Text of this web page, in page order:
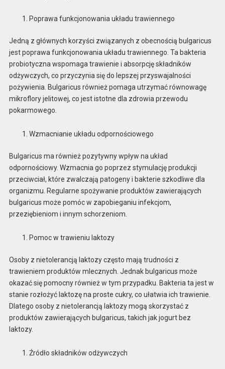
Poprawa funkcjonowania układu trawiennego
Jedną z głównych korzyści związanych z obecnością bulgaricus
jest poprawa funkcjonowania układu trawiennego. Ta bakteria
probiotyczna wspomaga trawienie i absorpcję składników
odżywczych, co przyczynia się do lepszej przyswajalności
pożywienia. Bulgaricus również pomaga utrzymać równowagę
mikroflory jelitowej, co jest istotne dla zdrowia przewodu
pokarmowego.
Wzmacnianie układu odpornościowego
Bulgaricus ma również pozytywny wpływ na układ
odpornościowy. Wzmacnia go poprzez stymulację produkcji
przeciwciał, które zwalczają patogeny i bakterie szkodliwe dla
organizmu. Regularne spożywanie produktów zawierających
bulgaricus może pomóc w zapobieganiu infekcjom,
przeziębieniom i innym schorzeniom.
Pomoc w trawieniu laktozy
Osoby z nietolerancją laktozy często mają trudności z
trawieniem produktów mlecznych. Jednak bulgaricus może
okazać się pomocny również w tym przypadku. Bakteria ta jest w
stanie rozłożyć laktozę na proste cukry, co ułatwia ich trawienie.
Dlatego osoby z nietolerancją laktozy mogą skorzystać z
produktów zawierających bulgaricus, takich jak jogurt bez
laktozy.
Źródło składników odżywczych